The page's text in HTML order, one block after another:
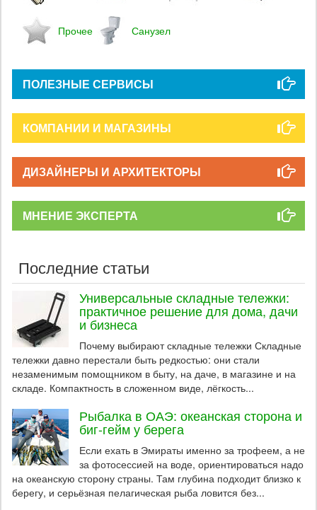
Прочее Санузел
ПОЛЕЗНЫЕ СЕРВИСЫ
КОМПАНИИ И МАГАЗИНЫ
ДИЗАЙНЕРЫ И АРХИТЕКТОРЫ
МНЕНИЕ ЭКСПЕРТА
Последние статьи
Универсальные складные тележки:
практичное решение для дома, дачи
и бизнеса
Почему выбирают складные тележки Складные
тележки давно перестали быть редкостью: они стали
незаменимым помощником в быту, на даче, в магазине и на
складе. Компактность в сложенном виде, лёгкость...
Рыбалка в ОАЭ: океанская сторона и
биг-гейм у берега
Если ехать в Эмираты именно за трофеем, а не
за фотосессией на воде, ориентироваться надо
на океанскую сторону страны. Там глубина подходит близко к
берегу, и серьёзная пелагическая рыба ловится без...